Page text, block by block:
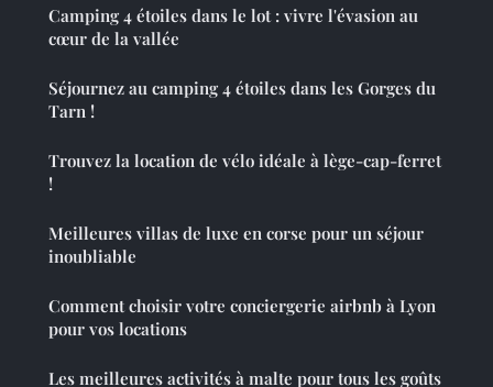
Camping 4 étoiles dans le lot : vivre l'évasion au
cœur de la vallée
Séjournez au camping 4 étoiles dans les Gorges du
Tarn !
Trouvez la location de vélo idéale à lège-cap-ferret
!
Meilleures villas de luxe en corse pour un séjour
inoubliable
Comment choisir votre conciergerie airbnb à Lyon
pour vos locations
Les meilleures activités à malte pour tous les goûts